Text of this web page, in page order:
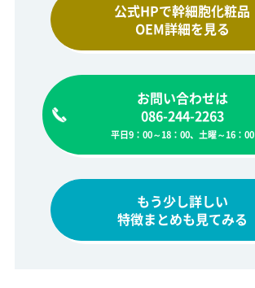
公式HPで幹細胞化粧品
OEM詳細を見る
お問い合わせは
086-244-2263
平日9：00～18：00、土曜～16：00
もう少し詳しい
特徴まとめも見てみる